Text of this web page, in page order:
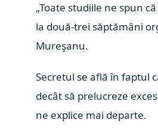
„Toate studiile ne spun
la două-trei săptămâni
Mureşanu.
Secretul se află în faptul
decât să prelucreze
ne explice mai departe.